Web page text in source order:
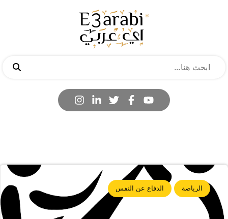
الرياضة الدفاع عن النفس